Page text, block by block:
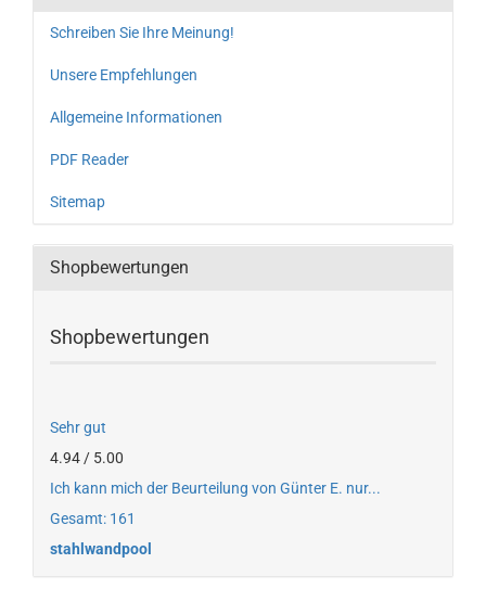
Schreiben Sie Ihre Meinung!
Unsere Empfehlungen
Allgemeine Informationen
PDF Reader
Sitemap
Shopbewertungen
Shopbewertungen
Sehr gut
4.94 / 5.00
Ich kann mich der Beurteilung von Günter E. nur...
Gesamt: 161
stahlwandpool